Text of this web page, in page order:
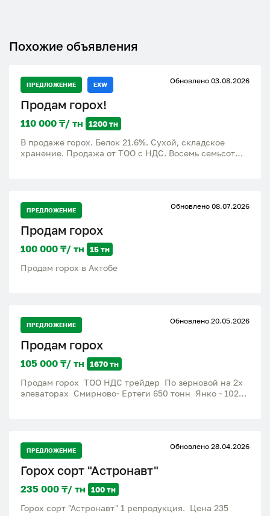
Похожие объявления
ПРЕДЛОЖЕНИЕ EXW Обновлено 03.08.2026
Продам горох!
110 000 ₸/ тн 1200 тн
В продаже горох. Белок 21.6%. Сухой, складское
хранение. Продажа от ТОО с НДС. Восемь семьсот
ПРЕДЛОЖЕНИЕ Обновлено 08.07.2026
Продам горох
100 000 ₸/ тн 15 тн
Продам горох в Актобе
ПРЕДЛОЖЕНИЕ Обновлено 20.05.2026
Продам горох
105 000 ₸/ тн 1670 тн
Продам горох ТОО НДС трейдер По зерновой на 2х
элеваторах Смирново- Ертеги 650 тонн Янко - 1020
ПРЕДЛОЖЕНИЕ Обновлено 28.04.2026
Горох сорт "Астронавт"
235 000 ₸/ тн 100 тн
Горох сорт "Астронавт" 1 репродукция. Цена 235